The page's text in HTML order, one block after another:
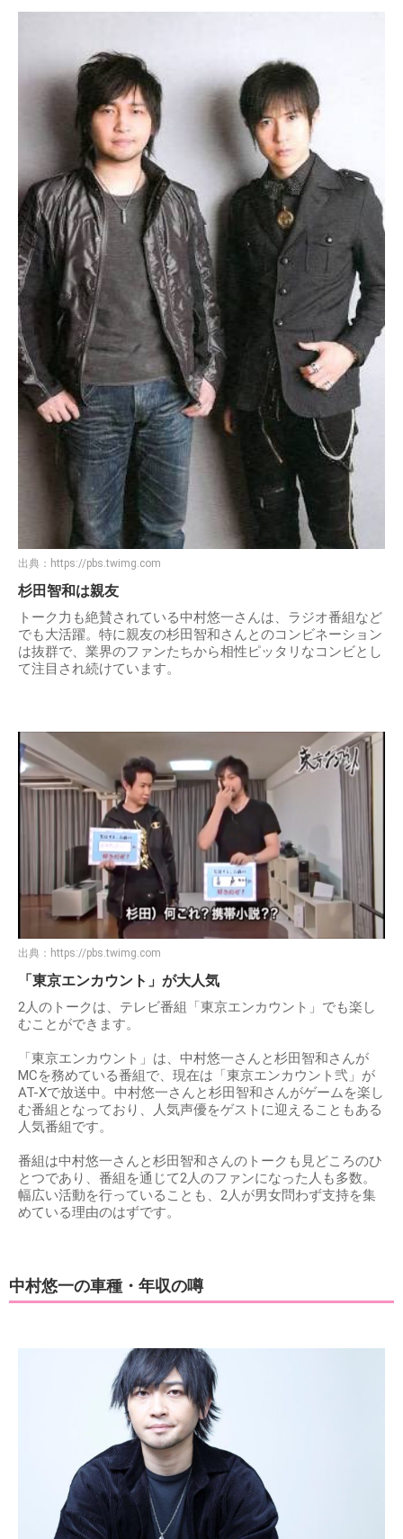
出典： https://pbs.twimg.com
杉田智和は親友
トーク力も絶賛されている中村悠一さんは、ラジオ番組など
でも大活躍。特に親友の杉田智和さんとのコンビネーション
は抜群で、業界のファンたちから相性ピッタリなコンビとし
て注目され続けています。
出典： https://pbs.twimg.com
「東京エンカウント」が大人気
2人のトークは、テレビ番組「東京エンカウント」でも楽し
むことができます。
「東京エンカウント」は、中村悠一さんと杉田智和さんが
MCを務めている番組で、現在は「東京エンカウント弐」が
AT-Xで放送中。中村悠一さんと杉田智和さんがゲームを楽し
む番組となっており、人気声優をゲストに迎えることもある
人気番組です。
番組は中村悠一さんと杉田智和さんのトークも見どころのひ
とつであり、番組を通じて2人のファンになった人も多数。
幅広い活動を行っていることも、2人が男女問わず支持を集
めている理由のはずです。
中村悠一の車種・年収の噂